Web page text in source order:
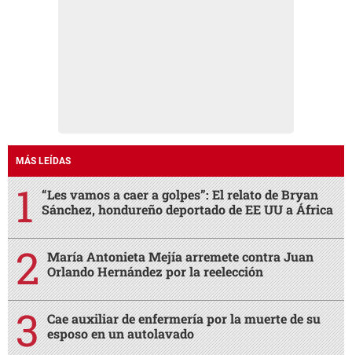
MÁS LEÍDAS
“Les vamos a caer a golpes”: El relato de Bryan
Sánchez, hondureño deportado de EE UU a África
María Antonieta Mejía arremete contra Juan
Orlando Hernández por la reelección
Cae auxiliar de enfermería por la muerte de su
esposo en un autolavado